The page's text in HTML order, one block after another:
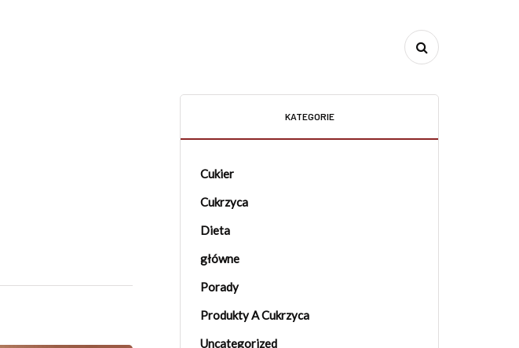
KATEGORIE
Cukier
Cukrzyca
Dieta
główne
Porady
Produkty A Cukrzyca
Uncategorized